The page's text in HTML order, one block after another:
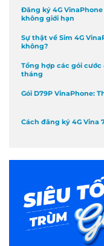
Đăng ký 4G
không giới hạn
Sự thật về Sim 4G
không?
Tổng hợp các gói
tháng
Gói D79P VinaPhone:
Cách đăng ký 4G Vina